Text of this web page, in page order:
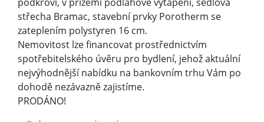
střecha Bramac, stavební prvky Porotherm se
zateplením polystyren 16 cm.
Nemovitost lze financovat prostřednictvím
spotřebitelského úvěru pro bydlení, jehož aktuální
nejvýhodnější nabídku na bankovním trhu Vám po
dohodě nezávazně zajistíme.
PRODÁNO!